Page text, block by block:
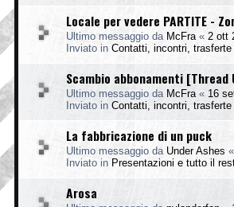
Locale per vedere PARTITE -
Ultimo messaggio da McFra « 2 ott
Inviato in Contatti, incontri,
Scambio abbonamenti [Thread
Ultimo messaggio da McFra « 16
Inviato in Contatti, incontri,
La fabbricazione di un puck
Ultimo messaggio da Under Ashes «
Inviato in Presentazioni e tutto il
Arosa